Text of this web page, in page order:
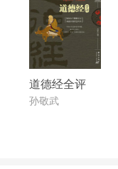
运程》或：《神
相关，是你身边
100幅精
道德经全评
孙敬武